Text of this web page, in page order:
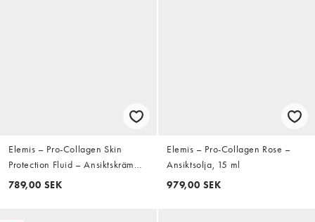
Elemis – Pro-Collagen Skin
Protection Fluid – Ansiktskräm
med SPF50+ 40ml
789,00 SEK
Elemis – Pro-Collagen Rose –
Ansiktsolja, 15 ml
979,00 SEK